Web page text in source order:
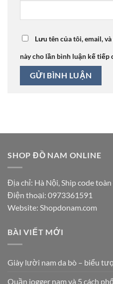
Lưu tên của tôi, email,
này cho lần bình luận kế tiếp
SHOP ĐỒ NAM ONLINE
Địa chỉ: Hà Nội, Ship code
Điện thoại: 0973361591
Website: Shopdonam.com
BÀI VIẾT MỚI
Giày lười nam da bò – biểu
Quần jogger nam và 5 cách